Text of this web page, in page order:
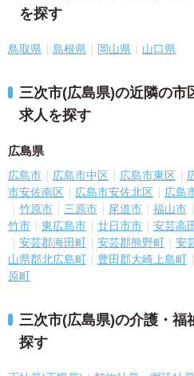
を探す
鳥取県 島根県 岡山県 山口県
三次市(広島県)の近隣の市
求人を探す
広島県
広島市 広島市中区 広島市東区
市安佐南区
広島市安佐北区 広島
竹原市
三原市 尾道市 福山市
竹市
東広島市 廿日市市 安芸高
安芸郡海田町
安芸郡熊野町 安
山県郡北広島町
豊田郡大崎上島町
原町
三次市(広島県)の介護・福
探す